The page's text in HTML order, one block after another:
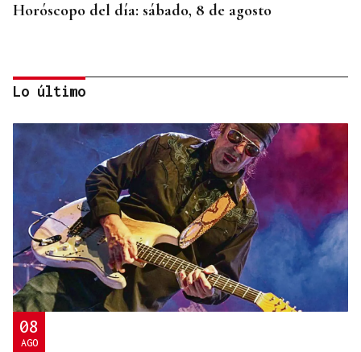
Horóscopo del día: sábado, 8 de agosto
SEGURIDAD INFANTIL
Un tribunal de Estados Unidos multa a Meta con
567 millones de dólares por perjudicar la salud
mental de los menores
Lo último
08
AGO